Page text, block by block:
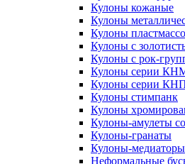
Кулоны кожаные
Кулоны
Кулоны
Кулоны с
Кулоны с рок-
Кулоны серии
Кулоны серии
Кулоны стимпанк
Кулоны
Кулоны-амулеты
Кулоны-гранаты
Кулоны-медиаторы
Неформальные